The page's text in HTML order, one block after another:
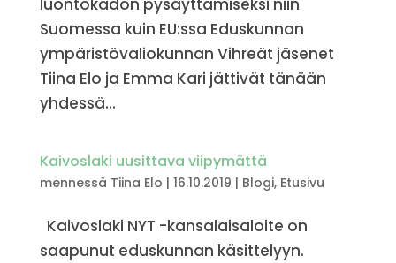
Suomessa kuin EU:ssa Eduskunnan
ympäristövaliokunnan Vihreät jäsenet
Tiina Elo ja Emma Kari jättivät tänään
yhdessä...
Kaivoslaki uusittava viipymättä
mennessä Tiina Elo | 16.10.2019 | Blogi, Etusivu
Kaivoslaki NYT -kansalaisaloite on
saapunut eduskunnan käsittelyyn.